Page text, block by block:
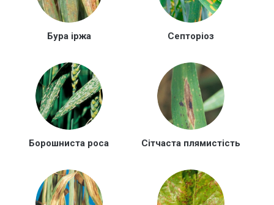
Бура іржа Септоріоз
Борошниста роса Сітчаста плямистість